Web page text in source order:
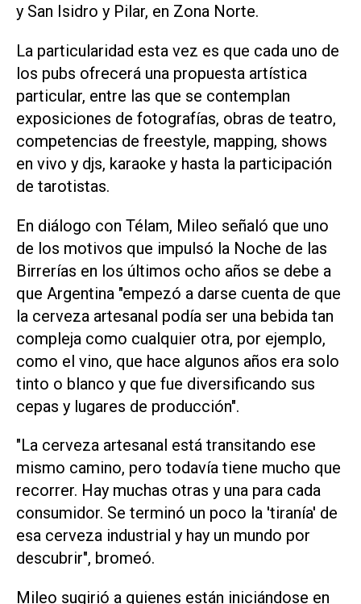
y San Isidro y Pilar, en Zona Norte.
La particularidad esta vez es que cada uno de
los pubs ofrecerá una propuesta artística
particular, entre las que se contemplan
exposiciones de fotografías, obras de teatro,
competencias de freestyle, mapping, shows
en vivo y djs, karaoke y hasta la participación
de tarotistas.
En diálogo con Télam, Mileo señaló que uno
de los motivos que impulsó la Noche de las
Birrerías en los últimos ocho años se debe a
que Argentina "empezó a darse cuenta de que
la cerveza artesanal podía ser una bebida tan
compleja como cualquier otra, por ejemplo,
como el vino, que hace algunos años era solo
tinto o blanco y que fue diversificando sus
cepas y lugares de producción".
"La cerveza artesanal está transitando ese
mismo camino, pero todavía tiene mucho que
recorrer. Hay muchas otras y una para cada
consumidor. Se terminó un poco la 'tiranía' de
esa cerveza industrial y hay un mundo por
descubrir", bromeó.
Mileo sugirió a quienes están iniciándose en